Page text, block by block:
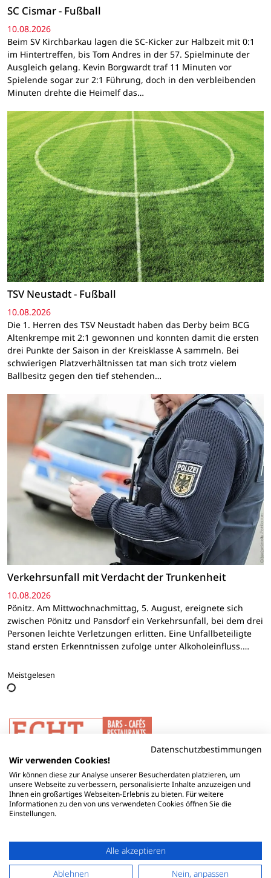
SC Cismar - Fußball
10.08.2026
Beim SV Kirchbarkau lagen die SC-Kicker zur Halbzeit mit 0:1
im Hintertreffen, bis Tom Andres in der 57. Spielminute der
Ausgleich gelang. Kevin Borgwardt traf 11 Minuten vor
Spielende sogar zur 2:1 Führung, doch in den verbleibenden
Minuten drehte die Heimelf das…
TSV Neustadt - Fußball
10.08.2026
Die 1. Herren des TSV Neustadt haben das Derby beim BCG
Altenkrempe mit 2:1 gewonnen und konnten damit die ersten
drei Punkte der Saison in der Kreisklasse A sammeln. Bei
schwierigen Platzverhältnissen tat man sich trotz vielem
Ballbesitz gegen den tief stehenden…
Verkehrsunfall mit Verdacht der Trunkenheit
10.08.2026
Pönitz. Am Mittwochnachmittag, 5. August, ereignete sich
zwischen Pönitz und Pansdorf ein Verkehrsunfall, bei dem drei
Personen leichte Verletzungen erlitten. Eine Unfallbeteiligte
stand ersten Erkenntnissen zufolge unter Alkoholeinfluss.…
Meistgelesen
Datenschutzbestimmungen
Wir verwenden Cookies!
Wir können diese zur Analyse unserer Besucherdaten platzieren, um
unsere Webseite zu verbessern, personalisierte Inhalte anzuzeigen und
Ihnen ein großartiges Webseiten-Erlebnis zu bieten. Für weitere
Informationen zu den von uns verwendeten Cookies öffnen Sie die
Einstellungen.
Alle akzeptieren
Ablehnen
Nein, anpassen